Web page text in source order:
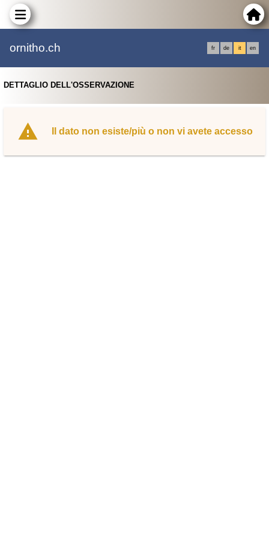
ornitho.ch fr de it en
DETTAGLIO DELL'OSSERVAZIONE
Il dato non esiste/più o non vi avete accesso